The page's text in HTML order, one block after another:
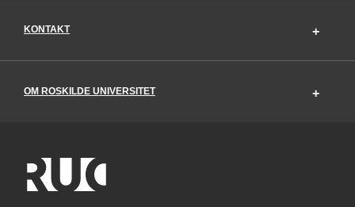
KONTAKT
OM ROSKILDE UNIVERSITET